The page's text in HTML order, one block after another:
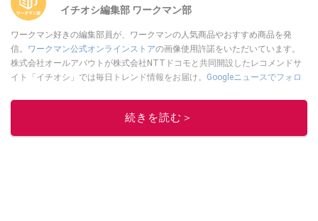
イチオシ編集部 ワークマン部
ワークマン好きの編集部員が、ワークマンの人気商品やおすすめ商品を発
信。 ワークマン公式オンラインストアの画像使用許諾をいただいています。
株式会社オールアバウトが株式会社NTTドコモと共同開設したレコメンドサ
イト「イチオシ」では毎日トレンド情報をお届け。 Googleニュースでフォロ
このイチオシストの他の記事を読む
続きを読む＞